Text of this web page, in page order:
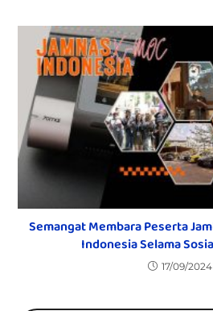
Semangat Membara Peserta
Indonesia Selama
17/09/2024